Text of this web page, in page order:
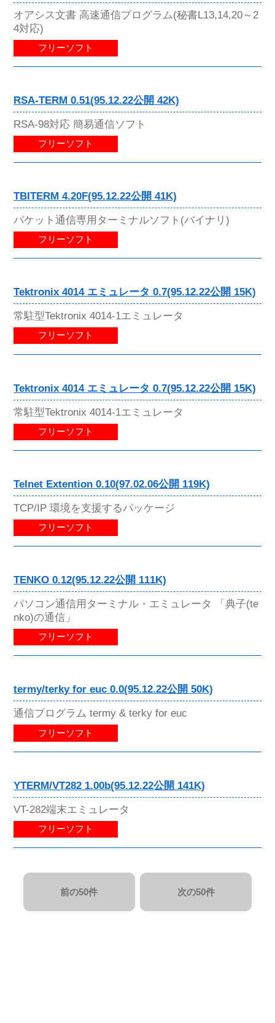
オアシス文書 高速通信プログラム(秘書L13,14,20～2
4対応)
フリーソフト
RSA-TERM 0.51(95.12.22公開 42K)
RSA-98対応 簡易通信ソフト
フリーソフト
TBITERM 4.20F(95.12.22公開 41K)
パケット通信専用ターミナルソフト(バイナリ)
フリーソフト
Tektronix 4014 エミュレータ 0.7(95.12.22公開 15K)
常駐型Tektronix 4014-1エミュレータ
フリーソフト
Tektronix 4014 エミュレータ 0.7(95.12.22公開 15K)
常駐型Tektronix 4014-1エミュレータ
フリーソフト
Telnet Extention 0.10(97.02.06公開 119K)
TCP/IP 環境を支援するパッケージ
フリーソフト
TENKO 0.12(95.12.22公開 111K)
パソコン通信用ターミナル・エミュレータ 「典子(te
nko)の通信」
フリーソフト
termy/terky for euc 0.0(95.12.22公開 50K)
通信プログラム termy & terky for euc
フリーソフト
YTERM/VT282 1.00b(95.12.22公開 141K)
VT-282端末エミュレータ
フリーソフト
前の50件 次の50件